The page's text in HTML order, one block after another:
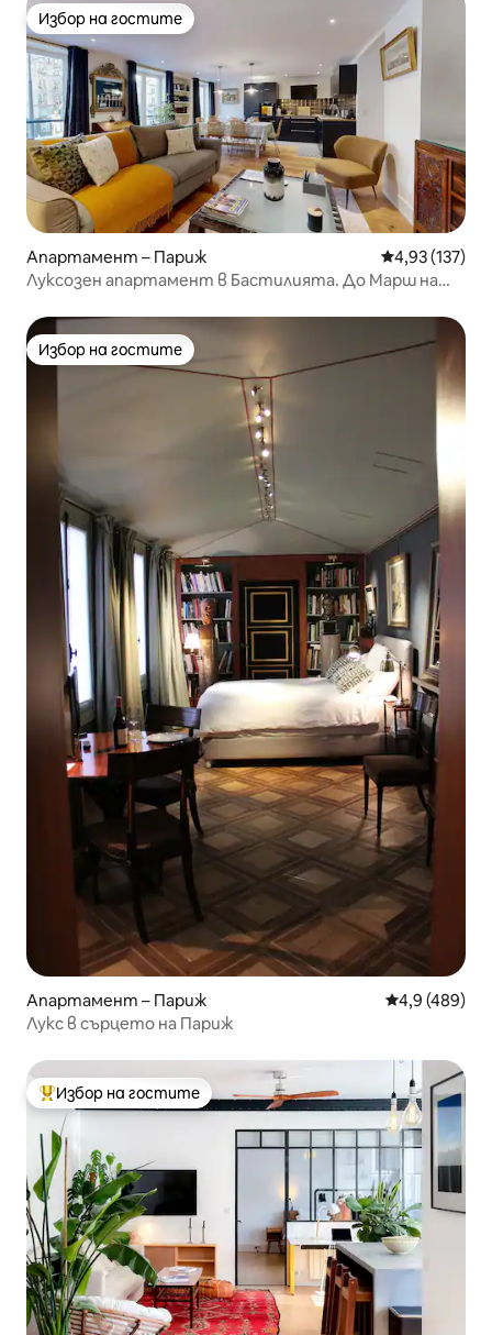
Избор на гостите
Избор на гостите
Апартамент – Париж Средна
4,93 (137)
Луксозен апартамент в Бастилията. До Марш на
Избор на гостите
Избор на гостите
Апартамент – Париж Средна
4,9 (489)
Лукс в сърцето на Париж
Най-популярен избор на гостите
Избор на гостите